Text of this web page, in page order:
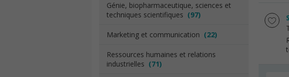
Génie, biopharmaceutique, sciences et
techniques scientifiques (97)
Marketing et communication (22)
Ressources humaines et relations
industrielles (71)